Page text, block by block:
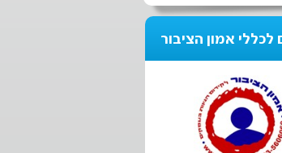
לכללי אמון הציבור